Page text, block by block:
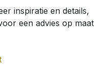
inspiratie en details,
een advies op maat